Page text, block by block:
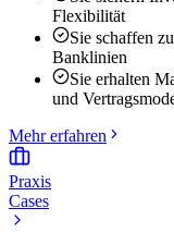
Flexibilität
Sie schaffen
Banklinien
Sie erhalten
und
Mehr erfahren
Praxis
Cases